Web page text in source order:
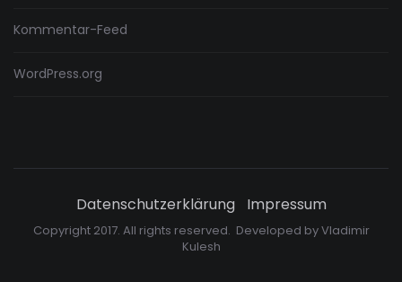
Kommentar-Feed
WordPress.org
Datenschutzerklärung Impressum
Copyright 2017. All rights reserved. Developed byVladimir
Kulesh